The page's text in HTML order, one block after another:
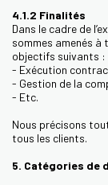
4.1.2 Finalités
Dans le cadre de
sommes amenés à
objectifs suivants :
- Exécution
- Gestion de la
- Etc.
Nous précisons
tous les clients.
5. Catégories de